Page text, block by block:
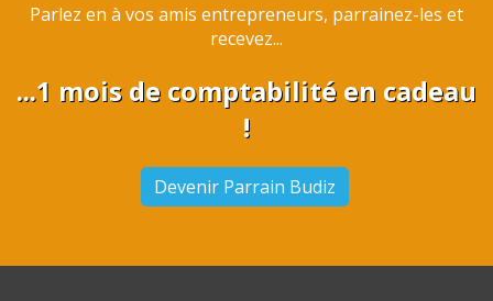
Parlez en à vos amis entrepreneurs, parrainez-les et
recevez...
...1 mois de comptabilité en cadeau
!
Devenir Parrain Budiz